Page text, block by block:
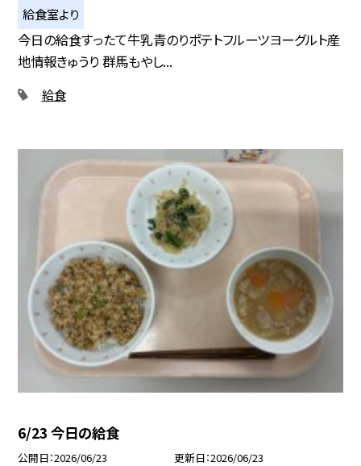
給食室より
今日の給食すったて牛乳青のりポテトフルーツヨーグルト産
地情報きゅうり 群馬もやし...
給食
6/23 今日の給食
公開日 2026/06/23 更新日 2026/06/23